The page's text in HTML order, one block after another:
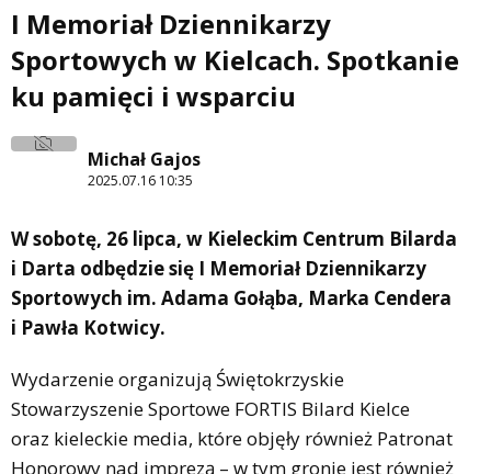
I Memoriał Dziennikarzy
Sportowych w Kielcach. Spotkanie
ku pamięci i wsparciu
Michał Gajos
2025.07.16 10:35
W sobotę, 26 lipca, w Kieleckim Centrum Bilarda
i Darta odbędzie się I Memoriał Dziennikarzy
Sportowych im. Adama Gołąba, Marka Cendera
i Pawła Kotwicy.
Wydarzenie organizują Świętokrzyskie
Stowarzyszenie Sportowe FORTIS Bilard Kielce
oraz kieleckie media, które objęły również Patronat
Honorowy nad imprezą – w tym gronie jest również